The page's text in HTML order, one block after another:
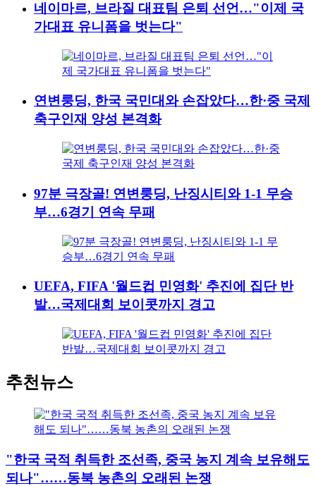
네이마르, 브라질 대표팀 은퇴 선언…"이제 국
가대표 유니폼을 벗는다"
연변룽딩, 한국 국민대와 손잡았다…한·중 국제
축구인재 양성 본격화
97분 극장골! 연변룽딩, 난징시티와 1-1 무승
부…6경기 연속 무패
UEFA, FIFA '월드컵 민영화' 추진에 집단 반
발…국제대회 보이콧까지 경고
추천뉴스
"한국 국적 취득한 조선족, 중국 농지 계속 보유해도
되나"……동북 농촌의 오래된 논쟁